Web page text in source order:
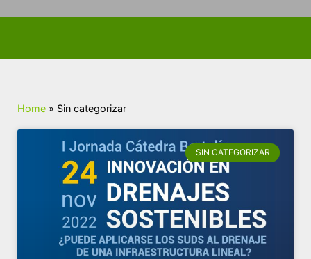
Home » Sin categorizar
SIN CATEGORIZAR